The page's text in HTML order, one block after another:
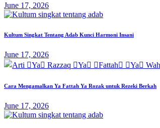
June 17, 2026
Kultum Singkat Tentang Adab Kunci Harmoni Insani
June 17, 2026
Cara Mengamalkan Ya Fattah Ya Rozak untuk Rezeki Berkah
June 17, 2026